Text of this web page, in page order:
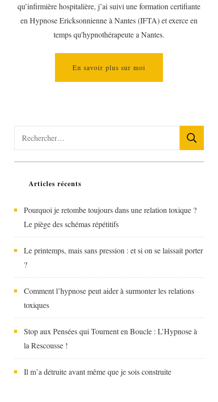
qu’infirmière hospitalière, j’ai suivi une formation certifiante
en Hypnose Ericksonnienne à Nantes (IFTA) et exerce en
temps qu'hypnothérapeute a Nantes.
En savoir plus sur moi
Rechercher :
Articles récents
Pourquoi je retombe toujours dans une relation toxique ?
Le piège des schémas répétitifs
Le printemps, mais sans pression : et si on se laissait porter
?
Comment l’hypnose peut aider à surmonter les relations
toxiques
Stop aux Pensées qui Tournent en Boucle : L’Hypnose à
la Rescousse !
Il m’a détruite avant même que je sois construite